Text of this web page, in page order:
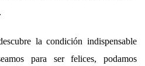
la condición indispensable
para ser felices, podamos